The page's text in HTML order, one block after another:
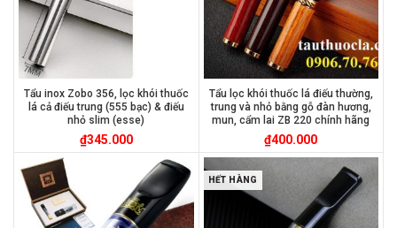
Tẩu inox Zobo 356, lọc khói thuốc
lá cả điếu trung (555 bạc) & điếu
nhỏ slim (esse)
₫345.000
Tẩu lọc khói thuốc lá điếu thường,
trung và nhỏ bằng gỗ đàn hương,
mun, cẩm lai ZB 220 chính hãng
₫400.000
HẾT HÀNG